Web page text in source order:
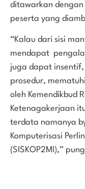
ditawarkan
peserta yang
“Kalau dari sisi
mendapat
juga dapat
prosedur,
oleh Kemendikbud
Ketenagakerjaan
terdata namanya
Komputerisasi
(SISKOP2MI),”